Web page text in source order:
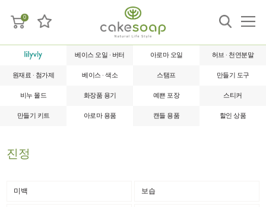
0
베이스 오일 · 버터 아로마 오일 허브 · 천연분말
원재료 · 첨가제 베이스 · 색소 스탬프 만들기 도구
비누 몰드 화장품 용기 예쁜 포장 스티커
만들기 키트 아로마 용품 캔들 용품 할인 상품
진정
미백 보습